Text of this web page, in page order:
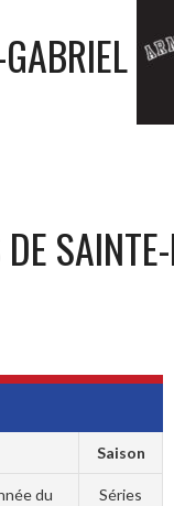
Saison
du
Séries